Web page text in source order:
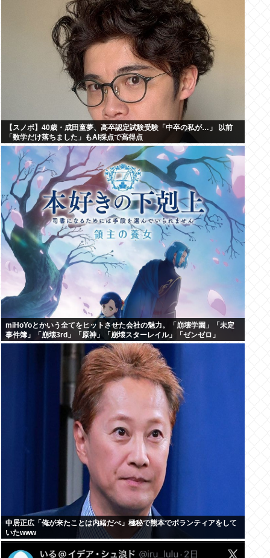
【スノボ】40歳・成田童夢、高卒認定試験受験「中卒の私が…」 以前
「数学だけ落ちました」もAI採点で高得点
miHoYoとかいう全てをヒットさせた会社の魅力。「崩壊学園」「未定
事件簿」「崩壊3rd」「原神」「崩壊スターレイル」「ゼンゼロ」
中居正広「俺が来たことは内緒だべ」極秘で熊本でボランティアをして
いたwww